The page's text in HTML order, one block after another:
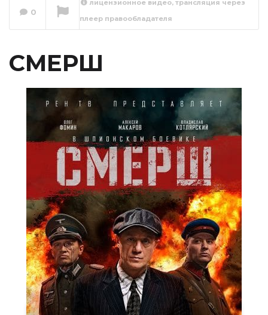
0
лицензионное видео, трансляция через
плеер правообладателя
СМЕРШ